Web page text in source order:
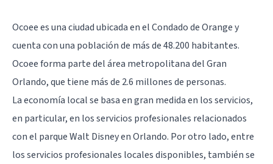
Ocoee es una ciudad ubicada en el Condado de Orange y
cuenta con una población de más de 48.200 habitantes.
Ocoee forma parte del área metropolitana del Gran
Orlando, que tiene más de 2.6 millones de personas.
La economía local se basa en gran medida en los servicios,
en particular, en los servicios profesionales relacionados
con el parque Walt Disney en Orlando. Por otro lado, entre
los servicios profesionales locales disponibles, también se